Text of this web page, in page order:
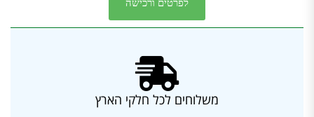
לפרטים ורכישה
משלוחים לכל חלקי הארץ